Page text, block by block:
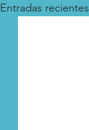
Entradas recientes